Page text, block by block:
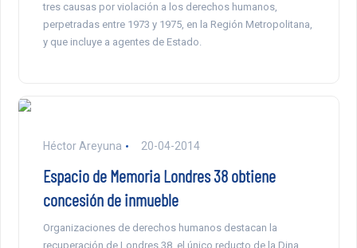
tres causas por violación a los derechos humanos,
perpetradas entre 1973 y 1975, en la Región Metropolitana,
y que incluye a agentes de Estado.
Héctor Areyuna 20-04-2014
Espacio de Memoria Londres 38 obtiene
concesión de inmueble
Organizaciones de derechos humanos destacan la
recuperación de Londres 38, el único reducto de la Dina